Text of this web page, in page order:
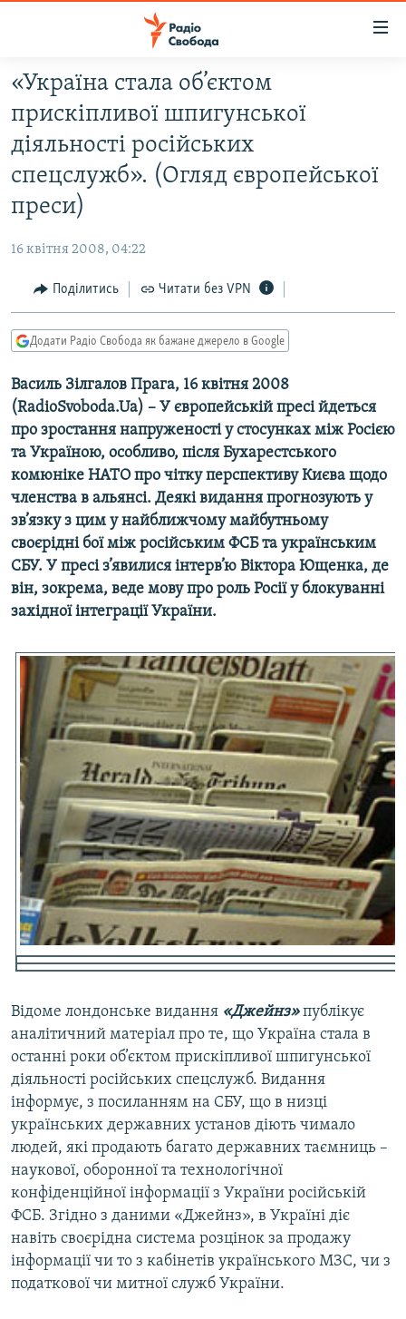
Перейти
основного
матеріалу
до
основної
Перейти
пошуку
РАДІО СВОБОДА – 70 РОКІВ
ВСЕ ЗА ДОБУ
ПОЛІТИКА
КУЛЬТУРА
СВІТ
ДОНБАС.РЕАЛІЇ
КРИМ.РЕАЛІЇ
ТИ ЯК?
СХЕМИ
КИТАЙ.ВИКЛИКИ
МУЛЬТИМЕДІА
ФОТО
ПОДКАСТИ
КРИМ РЕАЛІЇ
РУС
КТАТ
ДОЛУЧАЙСЯ!
Усі сайти RFE/RL
«Україна стала об’єктом
прискіпливої шпигунської
діяльності російських
спецслужб». (Огляд європейської
преси)
16 квітня 2008, 04:22
Поділитись Читати без VPN
Додати Радіо Свобода як бажане джерело в Google
Василь Зілгалов Прага, 16 квітня 2008
(RadioSvoboda.Ua) – У європейській пресі йдеться
про зростання напруженості у стосунках між Росією
та Україною, особливо, після Бухарестського
комюніке НАТО про чітку перспективу Києва щодо
членства в альянсі. Деякі видання прогнозують у
зв’язку з цим у найближчому майбутньому
своєрідні бої між російським ФСБ та українським
СБУ. У пресі з’явилися інтерв’ю Віктора Ющенка, де
він, зокрема, веде мову про роль Росії у блокуванні
західної інтеграції України.
Відоме лондонське видання «Джейнз»публікує
аналітичний матеріал про те, що Україна стала в
останні роки об’єктом прискіпливої шпигунської
діяльності російських спецслужб. Видання
інформує, з посиланням на СБУ, що в низці
українських державних установ діють чимало
людей, які продають багато державних таємниць –
наукової, оборонної та технологічної
конфіденційної інформації з України російській
ФСБ. Згідно з даними «Джейнз», в Україні діє
навіть своєрідна система розцінок за продажу
інформації чи то з кабінетів українського МЗС, чи з
податкової чи митної служб України.